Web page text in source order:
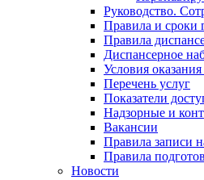
Руководство.
Правила и сроки
Правила
Диспансерное
Условия
Перечень услуг
Показатели
Надзорные и
Вакансии
Правила записи
Правила
Новости